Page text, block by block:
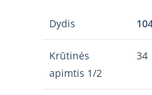
Dydis
Krūtinės
apimtis 1/2
34